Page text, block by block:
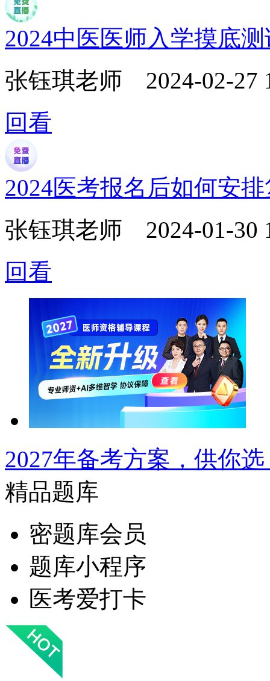
2024中医医师入学摸底
张钰琪老师 2024-02-27
回看
2024医考报名后如何安
张钰琪老师 2024-01-30
回看
2027年备考方案，供你
精品题库
密题库会员
题库小程序
医考爱打卡